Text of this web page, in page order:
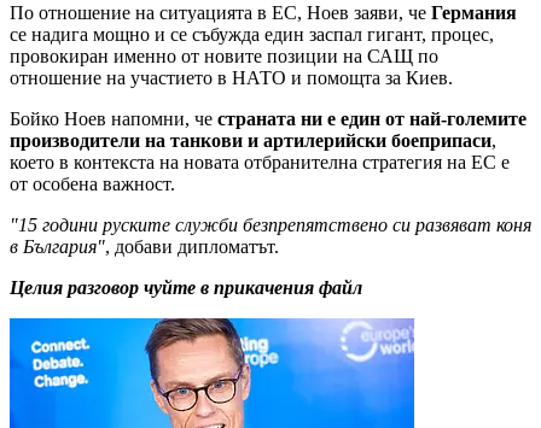
По отношение на ситуацията в ЕС, Ноев заяви, че Германия
се надига мощно и се събужда един заспал гигант, процес,
провокиран именно от новите позиции на САЩ по
отношение на участието в НАТО и помощта за Киев.
Бойко Ноев напомни, че страната ни е един от най-големите
производители на танкови и артилерийски боеприпаси,
което в контекста на новата отбранителна стратегия на ЕС е
от особена важност.
"15 години руските служби безпрепятствено си развяват коня
в България", добави дипломатът.
Целия разговор чуйте в прикачения файл